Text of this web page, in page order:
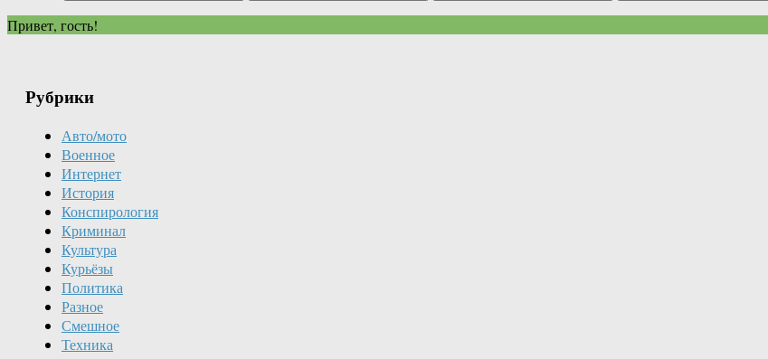
Привет, гость!
Рубрики
Авто/мото
Военное
Интернет
История
Конспирология
Криминал
Культура
Курьёзы
Политика
Разное
Смешное
Техника